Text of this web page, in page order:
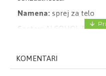
Namena: sprej za telo
Sastav:
ALCOHOL
SALICYLATE, BUTYL
BHT, CALCIUM
KOMENTARI